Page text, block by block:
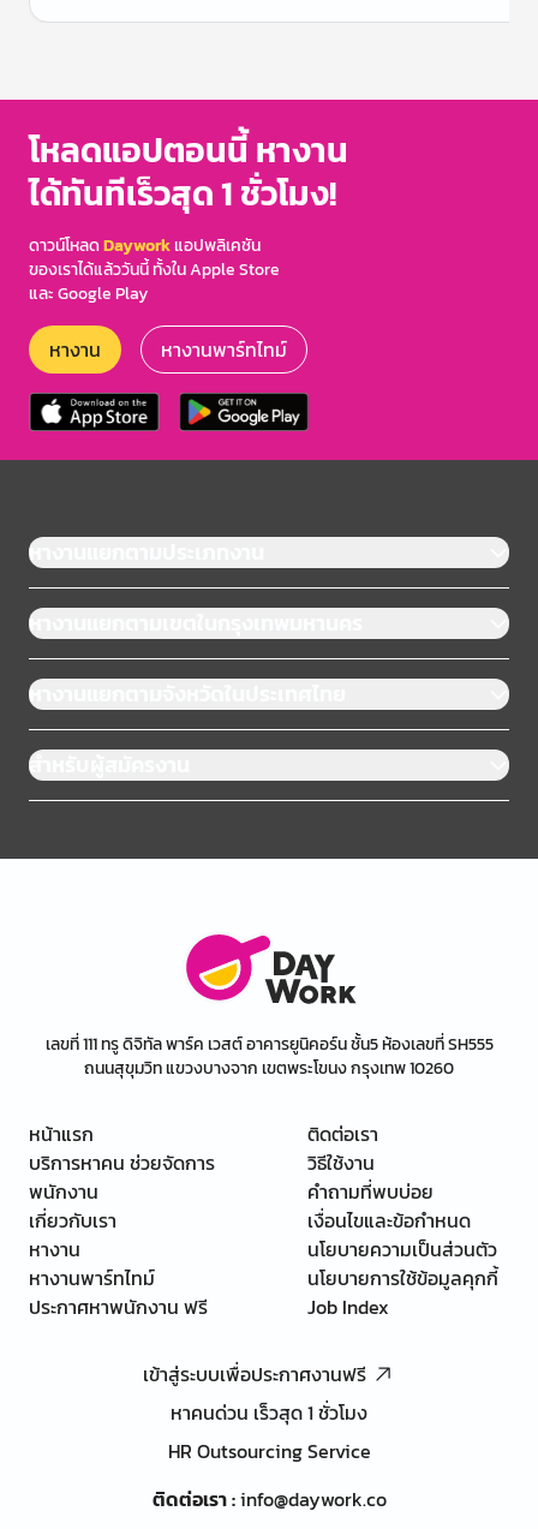
of
โหลดแอปตอนนี้ หางาน
ได้ทันทีเร็วสุด 1 ชั่วโมง!
ดาวน์โหลดDayworkแอปพลิเคชัน
ของเราได้แล้ววันนี้ ทั้งใน Apple Store
และ Google Play
หางาน หางานพาร์ทไทม์
หางานแยกตามประเภทงาน
หางานแยกตามเขตในกรุงเทพมหานคร
หางานแยกตามจังหวัดในประเทศไทย
สำหรับผู้สมัครงาน
เลขที่ 111 ทรู ดิจิทัล พาร์ค เวสต์ อาคารยูนิคอร์น ชั้น5 ห้องเลขที่ SH555
ถนนสุขุมวิท แขวงบางจาก เขตพระโขนง กรุงเทพ 10260
หน้าแรก
บริการหาคน ช่วยจัดการ
พนักงาน
เกี่ยวกับเรา
หางาน
หางานพาร์ทไทม์
ประกาศหาพนักงาน ฟรี
ติดต่อเรา
วิธีใช้งาน
คำถามที่พบบ่อย
เงื่อนไขและข้อกำหนด
นโยบายความเป็นส่วนตัว
นโยบายการใช้ข้อมูลคุกกี้
Job Index
เข้าสู่ระบบเพื่อประกาศงานฟรี
หาคนด่วน เร็วสุด 1 ชั่วโมง
HR Outsourcing Service
ติดต่อเรา:info@daywork.co